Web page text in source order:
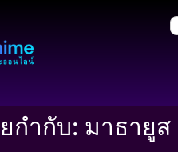
กำกับ: มาธายูส